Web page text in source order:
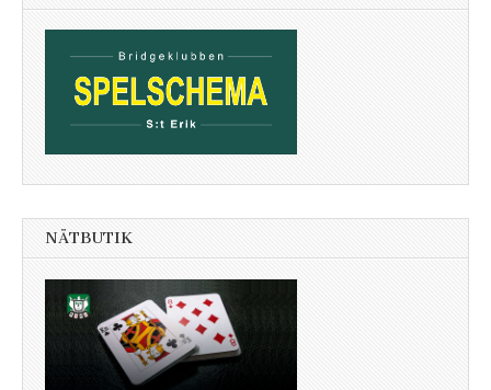
NÄTBUTIK